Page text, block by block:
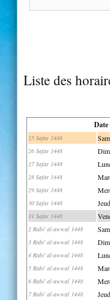
Liste des
Date
25 Safar 1448
26 Safar 1448
27 Safar 1448
28 Safar 1448
29 Safar 1448
30 Safar 1448
31 Safar 1448
2 Rabi' al-awwal 1448
3 Rabi' al-awwal 1448
4 Rabi' al-awwal 1448
5 Rabi' al-awwal 1448
6 Rabi' al-awwal 1448
7 Rabi' al-awwal 1448